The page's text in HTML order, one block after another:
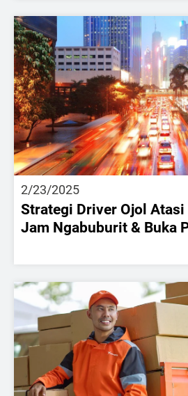
2/23/2025
Strategi Driver Ojol Atasi
Jam Ngabuburit & Buka